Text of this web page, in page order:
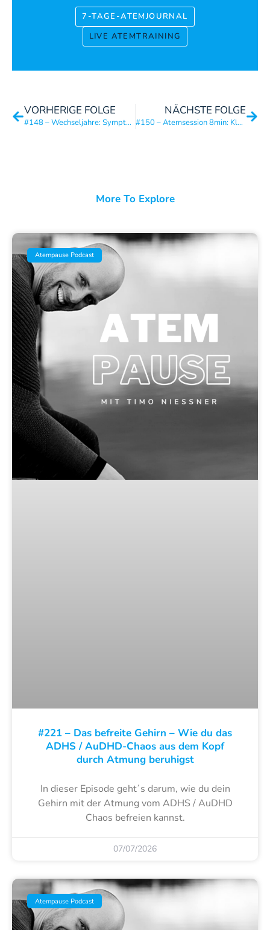
7-TAGE-ATEMJOURNAL
LIVE ATEMTRAINING
VORHERIGE FOLGE
#148 – Wechseljahre: Symptome erkennen & Unterstützung finden
NÄCHSTE FOLGE
#150 – Atemsession 8min: Klarer Kopf
More To Explore
Atempause Podcast
#221 – Das befreite Gehirn – Wie du das
ADHS / AuDHD-Chaos aus dem Kopf
durch Atmung beruhigst
In dieser Episode geht´s darum, wie du dein
Gehirn mit der Atmung vom ADHS / AuDHD
Chaos befreien kannst.
07/07/2026
Atempause Podcast